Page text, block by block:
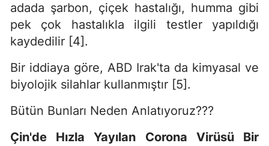
adada şarbon, çiçek hastalığı, humma gibi
pek çok hastalıkla ilgili testler yapıldığı
kaydedilir [4].
Bir iddiaya göre, ABD Irak'ta da kimyasal ve
biyolojik silahlar kullanmıştır [5].
Bütün Bunları Neden Anlatıyoruz???
Çin'de Hızla Yayılan Corona Virüsü Bir